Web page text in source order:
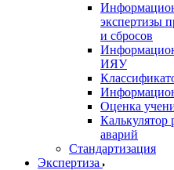
экспертизы
и сбросов
ИЯУ
Оценка
Калькулятор
аварий
Стандартизация
Экспертиза